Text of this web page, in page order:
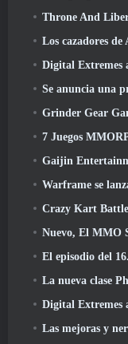
Throne And Liberty
Los cazadores de
Digital Extremes
Se anuncia una prueba beta
Grinder Gear
7 Juegos MMORPG
Gaijin Entertainment revela
Warframe se lanza
Crazy Kart Battle Royale DeGen
Nuevo, El MMO Sandbox de
El episodio del 16.º aniversario
La nueva clase
Digital Extremes anuncia una
Las mejoras y nerfs